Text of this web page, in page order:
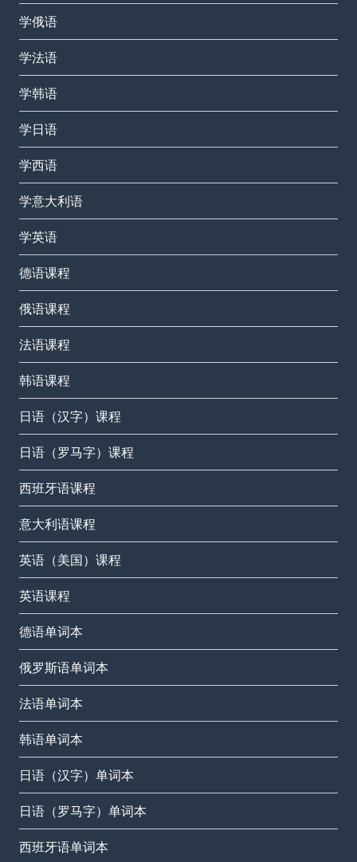
学俄语
学法语
学韩语
学日语
学西语
学意大利语
学英语
德语课程
俄语课程
法语课程
韩语课程
日语（汉字）课程
日语（罗马字）课程
西班牙语课程
意大利语课程
英语（美国）课程
英语课程
德语单词本
俄罗斯语单词本
法语单词本
韩语单词本
日语（汉字）单词本
日语（罗马字）单词本
西班牙语单词本